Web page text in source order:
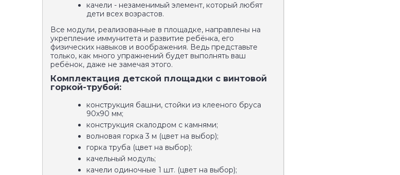
качели - незаменимый элемент, который любят
дети всех возрастов.
Все модули, реализованные в площадке, направлены на
укрепление иммунитета и развитие ребёнка, его
физических навыков и воображения. Ведь представьте
только, как много упражнений будет выполнять ваш
ребёнок, даже не замечая этого.
Комплектация детской площадки с винтовой
горкой-трубой:
конструкция башни, стойки из клееного бруса
90х90 мм;
конструкция скалодром с камнями;
волновая горка 3 м (цвет на выбор);
горка труба (цвет на выбор);
качельный модуль;
качели одиночные 1 шт. (цвет на выбор);